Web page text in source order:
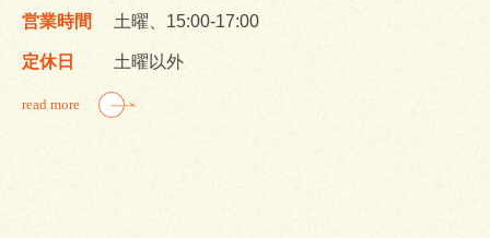
営業時間 土曜、15:00-17:00
定休日 土曜以外
read more